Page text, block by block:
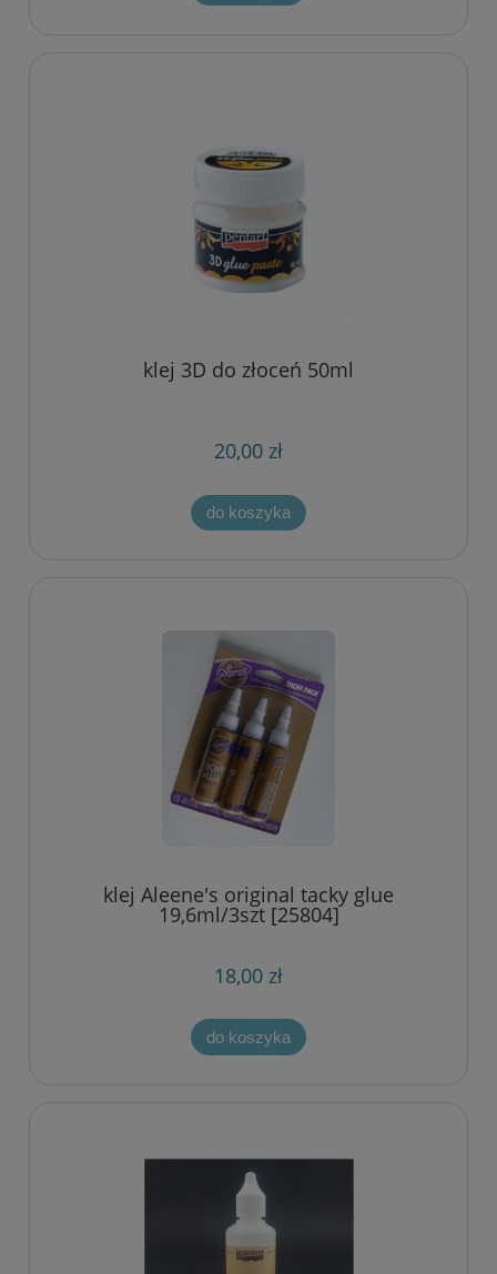
klej 3D do złoceń 50ml
20,00 zł
do koszyka
klej Aleene's original tacky glue
19,6ml/3szt [25804]
18,00 zł
do koszyka